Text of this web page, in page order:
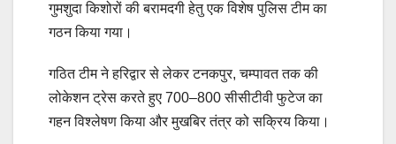
गुमशुदा किशोरों की बरामदगी हेतु एक विशेष पुलिस टीम का
गठन किया गया।
गठित टीम ने हरिद्वार से लेकर टनकपुर, चम्पावत तक की
लोकेशन ट्रेस करते हुए 700–800 सीसीटीवी फुटेज का
गहन विश्लेषण किया और मुखबिर तंत्र को सक्रिय किया।